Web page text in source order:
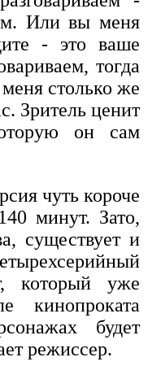
Или вы меня
- это ваше
тогда
столько же
Зритель ценит
он сам
чуть короче
минут. Зато,
существует и
который уже
кинопроката
будет
режиссер.